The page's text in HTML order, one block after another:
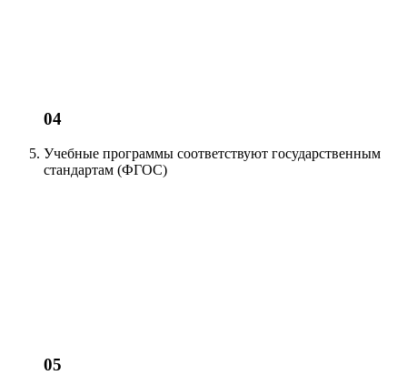
04
Учебные программы соответствуют государственным
стандартам (ФГОС)
05